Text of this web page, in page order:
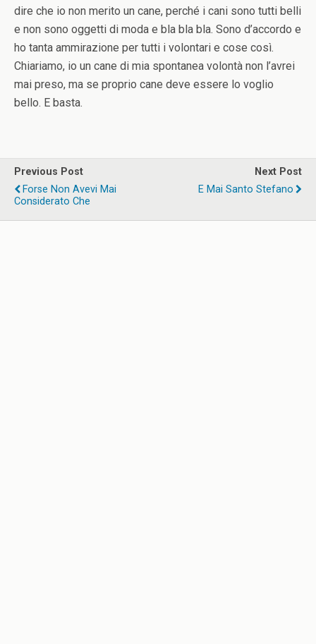
dire che io non merito un cane, perché i cani sono tutti belli
e non sono oggetti di moda e bla bla bla. Sono d’accordo e
ho tanta ammirazione per tutti i volontari e cose così.
Chiariamo, io un cane di mia spontanea volontà non l’avrei
mai preso, ma se proprio cane deve essere lo voglio
bello. E basta.
Previous Post
Forse Non Avevi Mai
Considerato Che
Next Post
E Mai Santo Stefano